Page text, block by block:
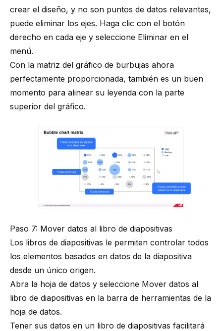
crear el diseño, y no son puntos de datos relevantes,
puede eliminar los ejes. Haga clic con el botón
derecho en cada eje y seleccione Eliminar en el
menú.
Con la matriz del gráfico de burbujas ahora
perfectamente proporcionada, también es un buen
momento para alinear su leyenda con la parte
superior del gráfico.
Paso 7: Mover datos al libro de diapositivas
Los libros de diapositivas le permiten controlar todos
los elementos basados en datos de la diapositiva
desde un único origen.
Abra la hoja de datos y seleccione Mover datos al
libro de diapositivas en la barra de herramientas de la
hoja de datos.
Tener sus datos en un libro de diapositivas facilitará